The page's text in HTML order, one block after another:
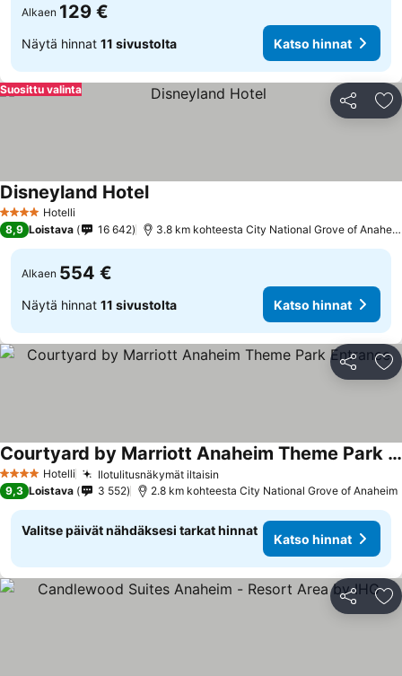
Alkaen 129 €
Näytä hinnat 11 sivustolta Katso hinnat
Jaa
Suosittu valinta
4 Tähtiluokitus
Hotelli
Disneyland HotelKatso hinnat
8,9 Loistava 16 642 3.8 km kohteesta City National Grove of
Alkaen 554 €
Näytä hinnat 11 sivustolta Katso hinnat
Jaa
4 Tähtiluokitus
Hotelli Ilotulitusnäkymät iltaisin
Courtyard by Marriott Anaheim Theme Park Entrance
Katso hinnat
9,3 Loistava 3 552 2.8 km kohteesta City National Grove of Anaheim
Valitse päivät nähdäksesi tarkat hinnat
Katso hinnat
Jaa